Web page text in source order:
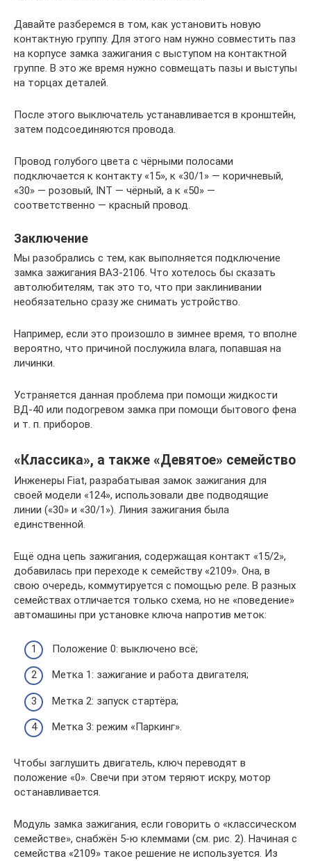
Давайте разберемся в том, как установить новую
контактную группу. Для этого нам нужно совместить паз
на корпусе замка зажигания с выступом на контактной
группе. В это же время нужно совмещать пазы и выступы
на торцах деталей.
После этого выключатель устанавливается в кронштейн,
затем подсоединяются провода.
Провод голубого цвета с чёрными полосами
подключается к контакту «15», к «30/1» — коричневый,
«30» — розовый, INT — чёрный, а к «50» —
соответственно — красный провод.
Заключение
Мы разобрались с тем, как выполняется подключение
замка зажигания ВАЗ-2106. Что хотелось бы сказать
автолюбителям, так это то, что при заклинивании
необязательно сразу же снимать устройство.
Например, если это произошло в зимнее время, то вполне
вероятно, что причиной послужила влага, попавшая на
личинки.
Устраняется данная проблема при помощи жидкости
ВД-40 или подогревом замка при помощи бытового фена
и т. п. приборов.
«Классика», а также «Девятое» семейство
Инженеры Fiat, разрабатывая замок зажигания для
своей модели «124», использовали две подводящие
линии («30» и «30/1»). Линия зажигания была
единственной.
Ещё одна цепь зажигания, содержащая контакт «15/2»,
добавилась при переходе к семейству «2109». Она, в
свою очередь, коммутируется с помощью реле. В разных
семействах отличается только схема, но не «поведение»
автомашины при установке ключа напротив меток:
Положение 0: выключено всё;
Метка 1: зажигание и работа двигателя;
Метка 2: запуск стартёра;
Метка 3: режим «Паркинг».
Чтобы заглушить двигатель, ключ переводят в
положение «0». Свечи при этом теряют искру, мотор
останавливается.
Модуль замка зажигания, если говорить о «классическом
семействе», снабжён 5-ю клеммами (см. рис. 2). Начиная с
семейства «2109» такое решение не используется. Из